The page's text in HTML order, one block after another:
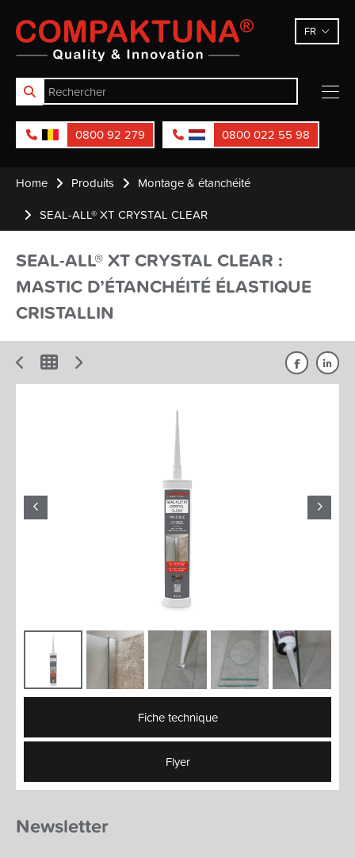
Compaktuna FR
0800 92 279 0800 022 55 98
Home Produits
Montage & étanchéité
SEAL-ALL® XT CRYSTAL CLEAR
SEAL-ALL® XT CRYSTAL CLEAR :
MASTIC D’ÉTANCHÉITÉ ÉLASTIQUE
CRISTALLIN
Fiche technique
Flyer
Newsletter